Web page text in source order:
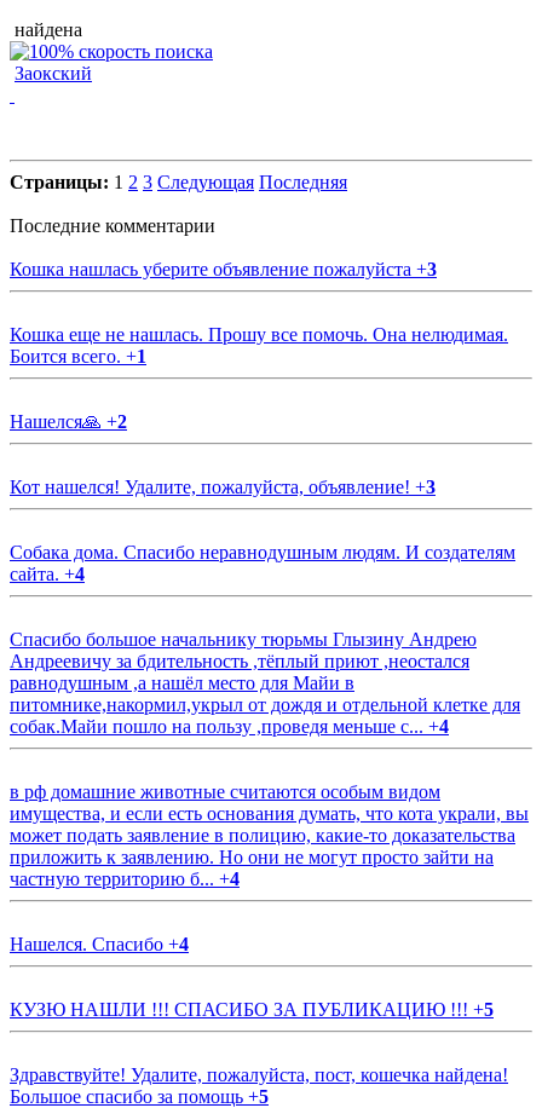
найдена
Заокский
Страницы: 1 2 3 Следующая Последняя
Последние комментарии
Кошка нашлась уберите объявление пожалуйста +3
Кошка еще не нашлась. Прошу все помочь. Она нелюдимая.
Боится всего. +1
Нашелся🙏 +2
Кот нашелся! Удалите, пожалуйста, объявление! +3
Собака дома. Спасибо неравнодушным людям. И создателям
сайта. +4
Спасибо большое начальнику тюрьмы Глызину Андрею
Андреевичу за бдительность ,тёплый приют ,неостался
равнодушным ,а нашёл место для Майи в
питомнике,накормил,укрыл от дождя и отдельной клетке для
собак.Майи пошло на пользу ,проведя меньше с... +4
в рф домашние животные считаются особым видом
имущества, и если есть основания думать, что кота украли, вы
может подать заявление в полицию, какие-то доказательства
приложить к заявлению. Но они не могут просто зайти на
частную территорию б... +4
Нашелся. Спасибо +4
КУЗЮ НАШЛИ !!! СПАСИБО ЗА ПУБЛИКАЦИЮ !!! +5
Здравствуйте! Удалите, пожалуйста, пост, кошечка найдена!
Большое спасибо за помощь +5